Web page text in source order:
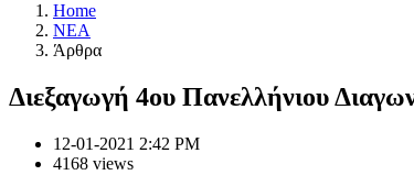
Home
NEA
Άρθρα
Διεξαγωγή 4ου Πανελλήνιου
12-01-2021 2:42 PM
4168 views